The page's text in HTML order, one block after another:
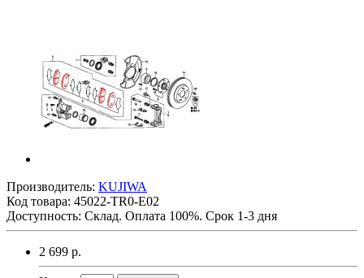
Производитель: KUJIWA
Код товара: 45022-TR0-E02
Доступность: Склад. Оплата 100%. Срок 1-3 дня
2 699 р.